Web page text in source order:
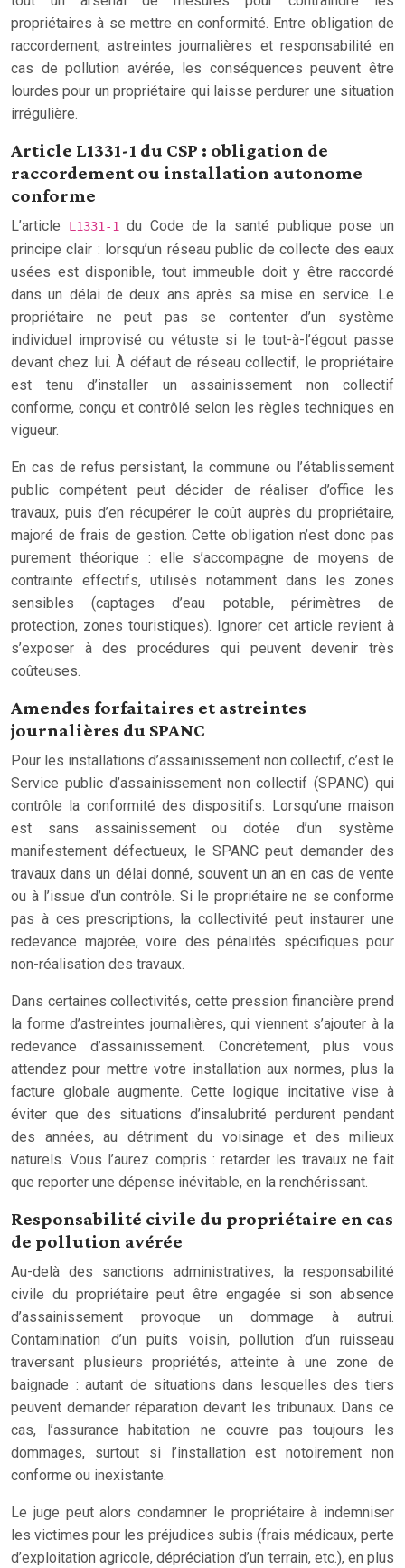
propriétaires à se mettre en conformité. Entre obligation de
raccordement, astreintes journalières et responsabilité en
cas de pollution avérée, les conséquences peuvent être
lourdes pour un propriétaire qui laisse perdurer une situation
irrégulière.
Article L1331-1 du CSP : obligation de
raccordement ou installation autonome
conforme
L’article L1331-1
du Code de la santé publique pose un
principe clair : lorsqu’un réseau public de collecte des eaux
usées est disponible, tout immeuble doit y être raccordé
dans un délai de deux ans après sa mise en service. Le
propriétaire ne peut pas se contenter d’un système
individuel improvisé ou vétuste si le tout-à-l’égout passe
devant chez lui. À défaut de réseau collectif, le propriétaire
est tenu d’installer un assainissement non collectif
conforme, conçu et contrôlé selon les règles techniques en
vigueur.
En cas de refus persistant, la commune ou l’établissement
public compétent peut décider de réaliser d’office les
travaux, puis d’en récupérer le coût auprès du propriétaire,
majoré de frais de gestion. Cette obligation n’est donc pas
purement théorique : elle s’accompagne de moyens de
contrainte effectifs, utilisés notamment dans les zones
sensibles (captages d’eau potable, périmètres de
protection, zones touristiques). Ignorer cet article revient à
s’exposer à des procédures qui peuvent devenir très
coûteuses.
Amendes forfaitaires et astreintes
journalières du SPANC
Pour les installations d’assainissement non collectif, c’est le
Service public d’assainissement non collectif (SPANC) qui
contrôle la conformité des dispositifs. Lorsqu’une maison
est sans assainissement ou dotée d’un système
manifestement défectueux, le SPANC peut demander des
travaux dans un délai donné, souvent un an en cas de vente
ou à l’issue d’un contrôle. Si le propriétaire ne se conforme
pas à ces prescriptions, la collectivité peut instaurer une
redevance majorée, voire des pénalités spécifiques pour
non-réalisation des travaux.
Dans certaines collectivités, cette pression financière prend
la forme d’astreintes journalières, qui viennent s’ajouter à la
redevance d’assainissement. Concrètement, plus vous
attendez pour mettre votre installation aux normes, plus la
facture globale augmente. Cette logique incitative vise à
éviter que des situations d’insalubrité perdurent pendant
des années, au détriment du voisinage et des milieux
naturels. Vous l’aurez compris : retarder les travaux ne fait
que reporter une dépense inévitable, en la renchérissant.
Responsabilité civile du propriétaire en cas
de pollution avérée
Au-delà des sanctions administratives, la responsabilité
civile du propriétaire peut être engagée si son absence
d’assainissement provoque un dommage à autrui.
Contamination d’un puits voisin, pollution d’un ruisseau
traversant plusieurs propriétés, atteinte à une zone de
baignade : autant de situations dans lesquelles des tiers
peuvent demander réparation devant les tribunaux. Dans ce
cas, l’assurance habitation ne couvre pas toujours les
dommages, surtout si l’installation est notoirement non
conforme ou inexistante.
Le juge peut alors condamner le propriétaire à indemniser
les victimes pour les préjudices subis (frais médicaux, perte
d’exploitation agricole, dépréciation d’un terrain, etc.), en plus